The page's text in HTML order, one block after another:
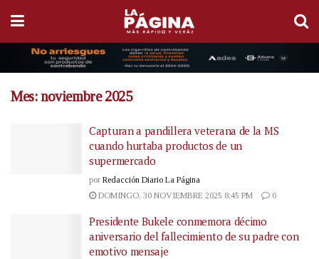
Mes: noviembre 2025
Capturan a pandillera veterana de la MS
cuando hurtaba productos de un
supermercado
por Redacción Diario La Página
DOMINGO, 30 NOVIEMBRE 2025 8:45 PM
0
Presidente Bukele conmemora décimo
aniversario del fallecimiento de su padre con
emotivo mensaje